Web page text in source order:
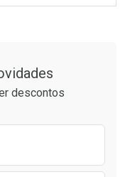
Menos
descontos